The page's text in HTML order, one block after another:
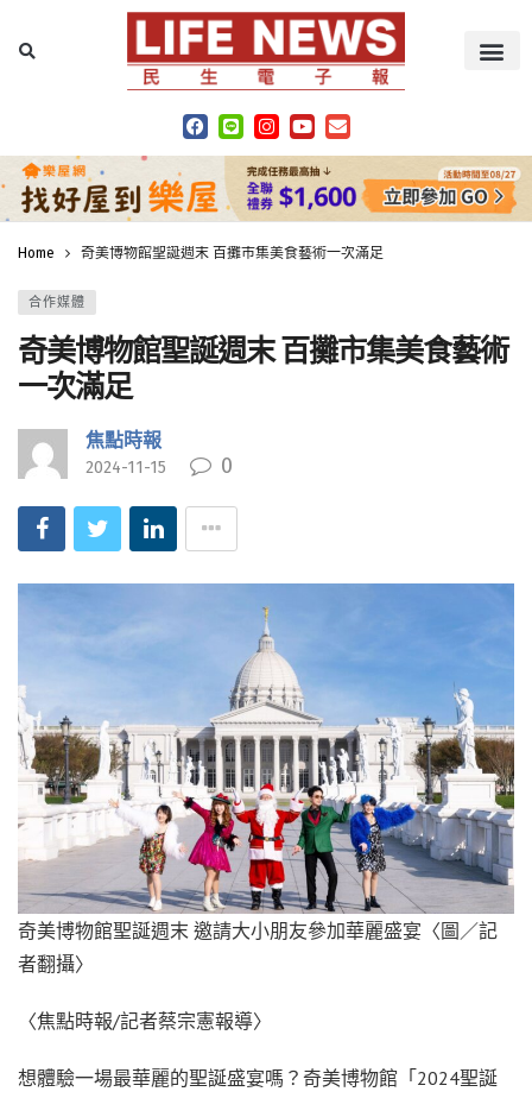
Home 奇美博物館聖誕週末 百攤市集美食藝術一次滿足
合作媒體
奇美博物館聖誕週末 百攤市集美食藝術
一次滿足
焦點時報
2024-11-15 0
奇美博物館聖誕週末 邀請大小朋友參加華麗盛宴〈圖／記
者翻攝〉
〈焦點時報/記者蔡宗憲報導〉
想體驗一場最華麗的聖誕盛宴嗎？奇美博物館「2024聖誕